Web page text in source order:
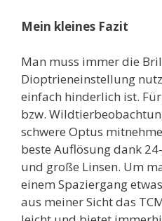
Mein kleines Fazit
Man muss immer die
Dioptrieneinstellung
einfach hinderlich ist.
bzw.
schwere Optus
beste Auflösung dank
und große Linsen. Um
einem Spaziergang
aus meiner Sicht das